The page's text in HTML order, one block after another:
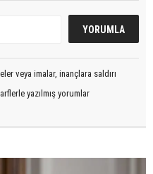
veya imalar, inançlara saldırı
yazılmış yorumlar